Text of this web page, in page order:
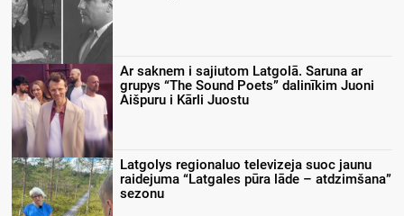
Ar saknem i sajiutom Latgolā. Saruna ar
grupys “The Sound Poets” dalinīkim Juoni
Aišpuru i Kārli Juostu
Latgolys regionaluo televizeja suoc jaunu
raidejuma “Latgales pūra lāde – atdzimšana”
sezonu